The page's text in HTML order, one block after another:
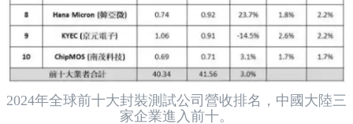
2024年全球前十大封裝測試公司營收排名， 中國大陸三
家企業進入前十。